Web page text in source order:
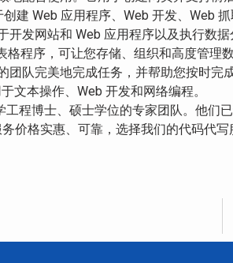
创建 Web 应用程序、Web 开发、Web
发网站和 Web 应用程序以及执行数据
格程序，可让您存储、组织和高度管理
队完美地完成任务，并帮助您按时完成
文本操作、Web 开发和网络编程。
程博士、硕士学位的专家团队。他们
价格实惠、可靠，选择我们的代码代写